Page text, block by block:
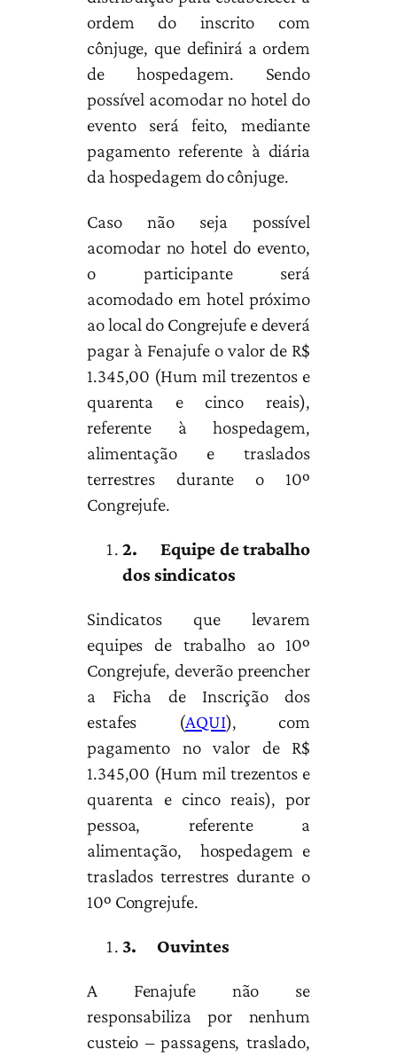
ordem do inscrito com
cônjuge, que definirá a ordem
de hospedagem. Sendo
possível acomodar no hotel do
evento será feito, mediante
pagamento referente à diária
da hospedagem do cônjuge.
Caso não seja possível
acomodar no hotel do evento,
o participante será
acomodado em hotel próximo
ao local do Congrejufe e deverá
pagar à Fenajufe o valor de R$
1.345,00 (Hum mil trezentos e
quarenta e cinco reais),
referente à hospedagem,
alimentação e traslados
terrestres durante o 10º
Congrejufe.
2. Equipe de trabalho
dos sindicatos
Sindicatos que levarem
equipes de trabalho ao 10º
Congrejufe, deverão preencher
a Ficha de Inscrição dos
estafes (AQUI), com
pagamento no valor de R$
1.345,00 (Hum mil trezentos e
quarenta e cinco reais), por
pessoa, referente a
alimentação, hospedagem e
traslados terrestres durante o
10º Congrejufe.
3. Ouvintes
A Fenajufe não se
responsabiliza por nenhum
custeio – passagens, traslado,